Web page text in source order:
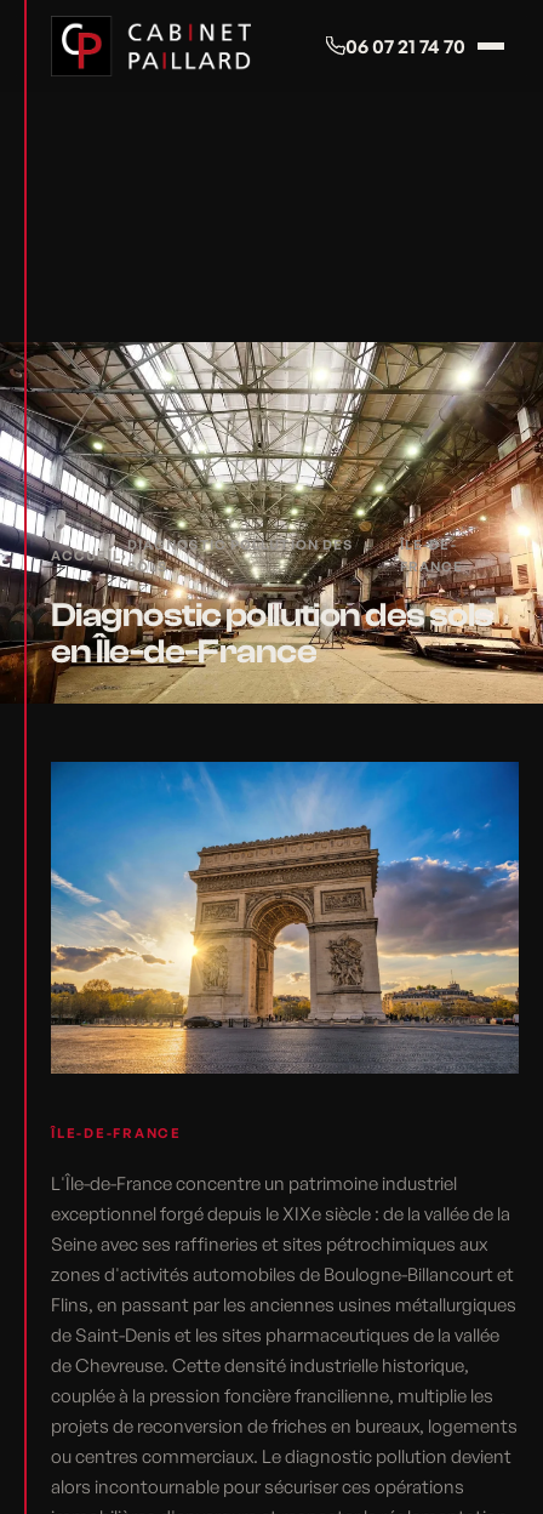
06 07 21 74 70
ACCUEIL›
DIAGNOSTIC POLLUTION DES
SOLS
›
ÎLE-DE-
FRANCE
Diagnostic pollution des sols
en Île-de-France
ÎLE-DE-FRANCE
L'Île-de-France concentre un patrimoine industriel
exceptionnel forgé depuis le XIXe siècle : de la vallée de la
Seine avec ses raffineries et sites pétrochimiques aux
zones d'activités automobiles de Boulogne-Billancourt et
Flins, en passant par les anciennes usines métallurgiques
de Saint-Denis et les sites pharmaceutiques de la vallée
de Chevreuse. Cette densité industrielle historique,
couplée à la pression foncière francilienne, multiplie les
projets de reconversion de friches en bureaux, logements
ou centres commerciaux. Le diagnostic pollution devient
alors incontournable pour sécuriser ces opérations
Panneau de gestion des cookies